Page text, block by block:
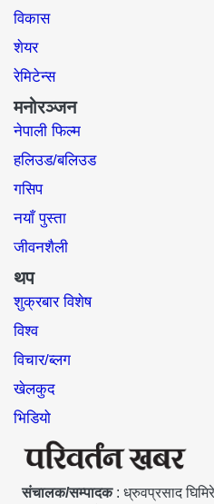
विकास
शेयर
रेमिटेन्स
मनोरञ्जन
नेपाली फिल्म
हलिउड/बलिउड
गसिप
नयाँ पुस्ता
जीवनशैली
थप
शुक्रबार विशेष
विश्व
विचार/ब्लग
खेलकुद
भिडियो
संचालक/सम्पादक: ध्रुवप्रसाद घिमिरे